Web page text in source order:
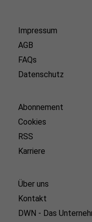
Impressum
AGB
FAQs
Datenschutz
Abonnement
Cookies
RSS
Karriere
Über uns
Kontakt
DWN - Das